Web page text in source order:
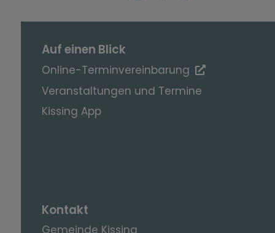
Auf einen Blick
Online-Terminvereinbarung
Veranstaltungen und Termine
Kissing App
Kontakt